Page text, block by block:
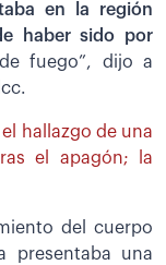
en la región
haber sido por
fuego”, dijo a
hallazgo de una
el apagón; la
del cuerpo
presentaba una